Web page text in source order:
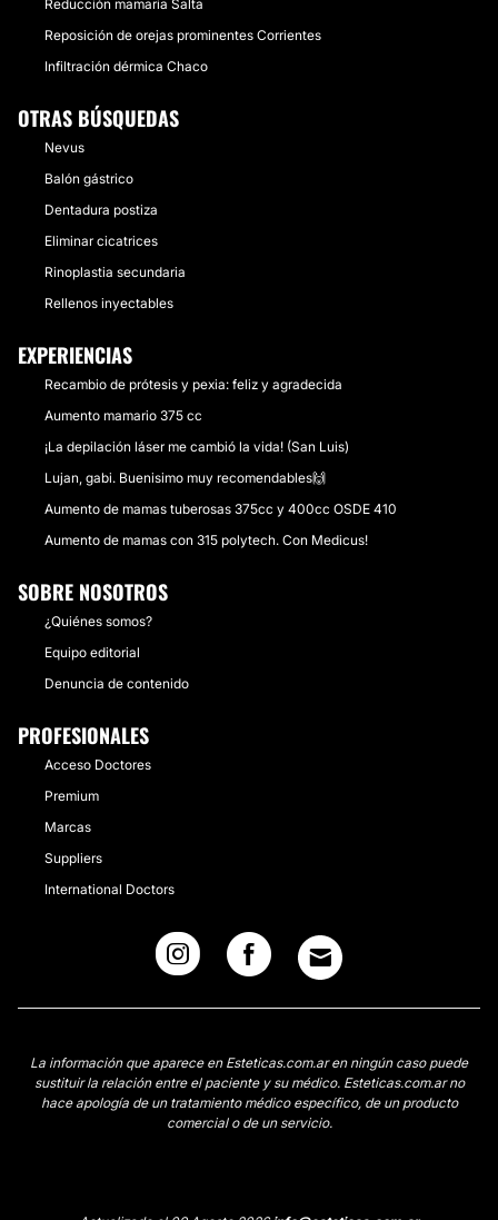
Reducción mamaria Salta
Reposición de orejas prominentes Corrientes
Infiltración dérmica Chaco
OTRAS BÚSQUEDAS
Nevus
Balón gástrico
Dentadura postiza
Eliminar cicatrices
Rinoplastia secundaria
Rellenos inyectables
EXPERIENCIAS
Recambio de prótesis y pexia: feliz y agradecida
Aumento mamario 375 cc
¡La depilación láser me cambió la vida! (San Luis)
Lujan, gabi. Buenisimo muy recomendables🙌
Aumento de mamas tuberosas 375cc y 400cc OSDE 410
Aumento de mamas con 315 polytech. Con Medicus!
SOBRE NOSOTROS
¿Quiénes somos?
Equipo editorial
Denuncia de contenido
PROFESIONALES
Acceso Doctores
Premium
Marcas
Suppliers
International Doctors
La información que aparece en Esteticas.com.ar en ningún caso puede
sustituir la relación entre el paciente y su médico. Esteticas.com.ar no
hace apología de un tratamiento médico específico, de un producto
comercial o de un servicio.